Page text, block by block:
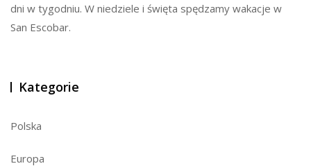
dni w tygodniu. W niedziele i święta spędzamy wakacje w
San Escobar.
Kategorie
Polska
Europa